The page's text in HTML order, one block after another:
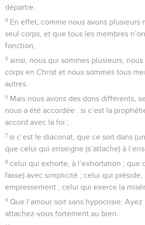
départie.
4 En effet, comme nous avons plusieurs
seul corps, et que tous les membres
fonction,
5 ainsi, nous qui sommes plusieurs,
corps en Christ et nous sommes tous
autres.
6 Mais nous avons des dons différents,
nous a été accordée : si c’est la
accord avec la foi ;
7 si c’est le diaconat, que ce soit dans
que celui qui enseigne (s’attache) à
8 celui qui exhorte, à l’exhortation ; que
fasse) avec simplicité ; celui qui préside,
empressement ; celui qui exerce la
9 Que l’amour soit sans hypocrisie.
attachez-vous fortement au bien.